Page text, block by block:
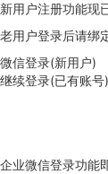
新用户注册功能现
老用户登录后请绑
微信登录(新用户)
继续登录(已有账号)
企业微信登录功能